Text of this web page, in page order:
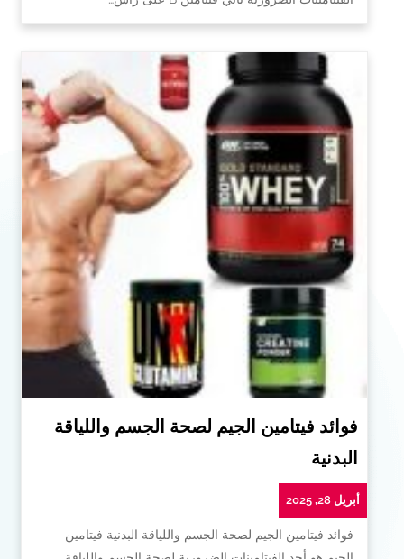
فوائد فيتامين الجيم لصحة الجسم واللياقة
البدنية
أبريل 28, 2025
فوائد فيتامين الجيم لصحة الجسم واللياقة البدنية فيتامين